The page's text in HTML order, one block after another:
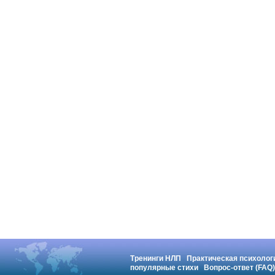
Тренинги НЛП
Практическая
популярные стихи
Вопрос-ответ (FAQ)